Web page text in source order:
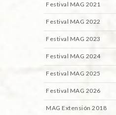
Festival MAG 2021
Festival MAG 2022
Festival MAG 2023
Festival MAG 2024
Festival MAG 2025
Festival MAG 2026
MAG Extensión 2018